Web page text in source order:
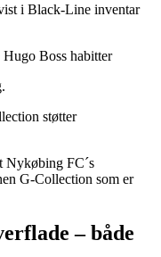
i Black-Line inventar
Nykøbing FC´s
G-Collection som er
– både